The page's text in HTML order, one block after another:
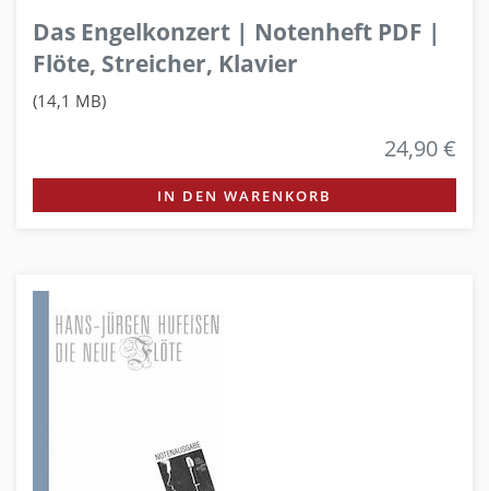
Das Engelkonzert | Notenheft PDF |
Flöte, Streicher, Klavier
(14,1 MB)
24,90 €
IN DEN WARENKORB